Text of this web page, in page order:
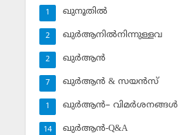
ഖുനൂതില്‍
1
ഖുര്‍ആനില്‍നിന്നുള്ളവ
2
ഖുര്‍ആന്‍
2
ഖുര്‍ആന്‍ & സയന്‍സ്‌
7
ഖുര്‍ആന്‍– വിമര്‍ശനങ്ങള്‍
1
ഖുര്‍ആന്‍-Q&A
14